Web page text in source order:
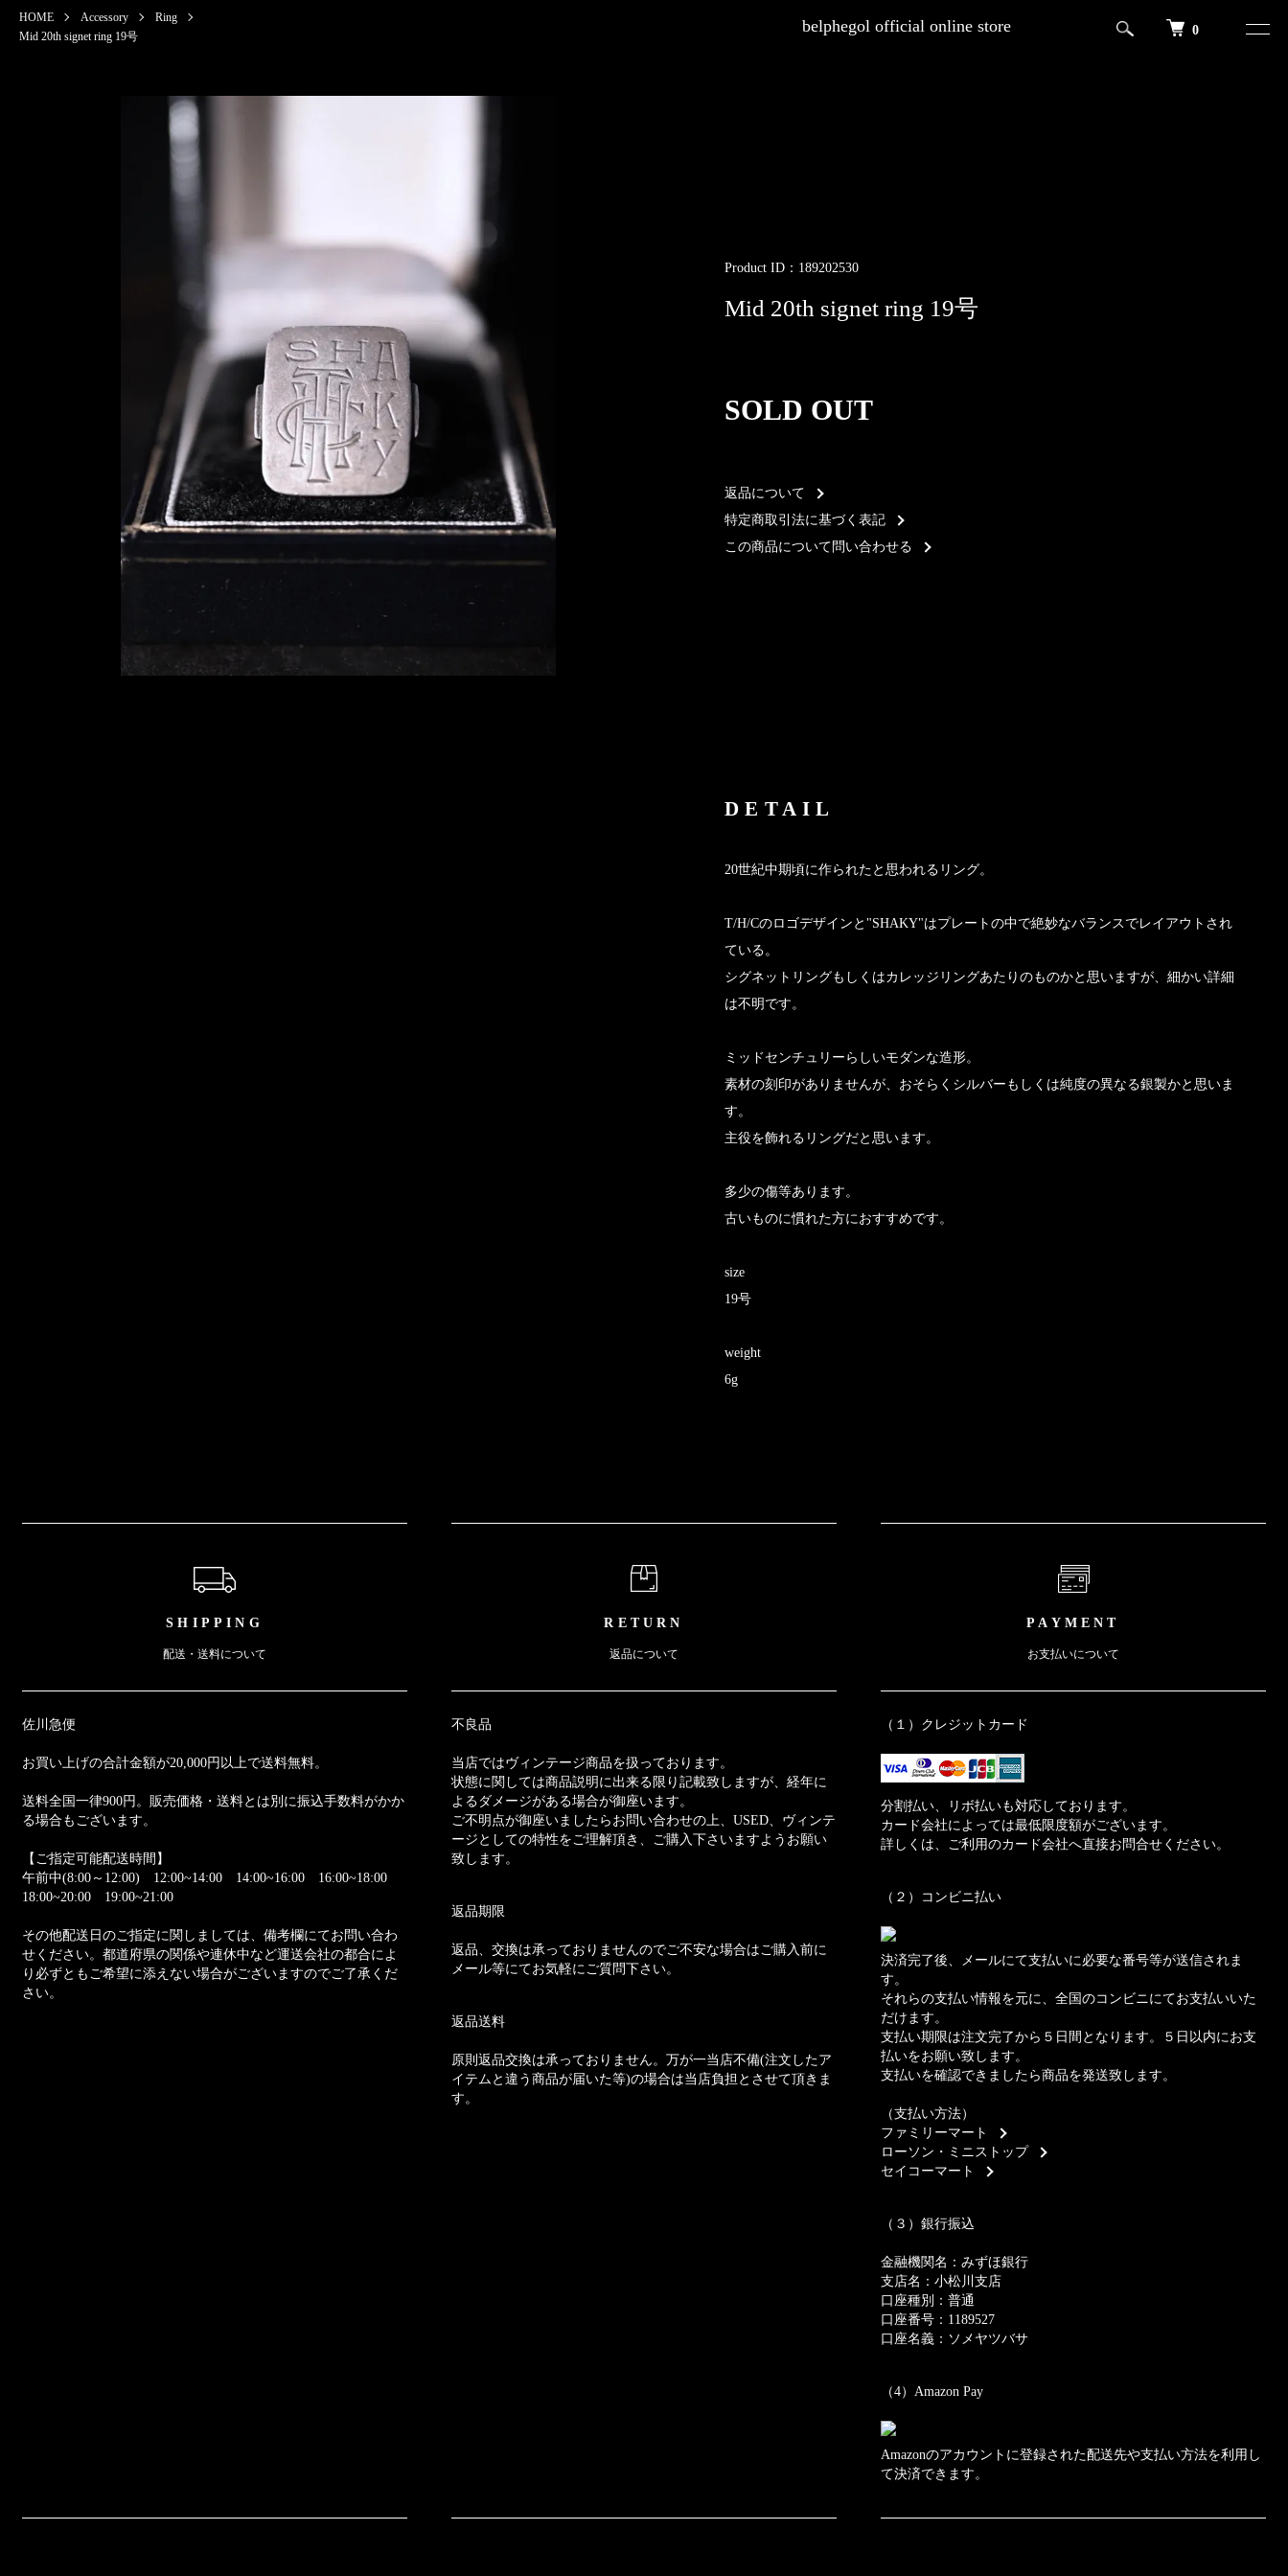
belphegol official online store 0
HOME Accessory
Ring
Mid 20th signet ring 19号
Product ID：189202530
Mid 20th signet ring 19号
SOLD OUT
返品について
特定商取引法に基づく表記
この商品について問い合わせる
DETAIL
20世紀中期頃に作られたと思われるリング。
T/H/Cのロゴデザインと"SHAKY"はプレートの中で絶妙なバランスでレイアウトされ
ている。
シグネットリングもしくはカレッジリングあたりのものかと思いますが、細かい詳細
は不明です。
ミッドセンチュリーらしいモダンな造形。
素材の刻印がありませんが、おそらくシルバーもしくは純度の異なる銀製かと思いま
す。
主役を飾れるリングだと思います。
多少の傷等あります。
古いものに慣れた方におすすめです。
size
19号
weight
6g
SHIPPING
配送・送料について
佐川急便
お買い上げの合計金額が20,000円以上で送料無料。
送料全国一律900円。販売価格・送料とは別に振込手数料がかか
る場合もございます。
【ご指定可能配送時間】
午前中(8:00～12:00) 12:00~14:00 14:00~16:00 16:00~18:00
18:00~20:00 19:00~21:00
その他配送日のご指定に関しましては、備考欄にてお問い合わ
せください。都道府県の関係や連休中など運送会社の都合によ
り必ずともご希望に添えない場合がございますのでご了承くだ
さい。
RETURN
返品について
不良品
当店ではヴィンテージ商品を扱っております。
状態に関しては商品説明に出来る限り記載致しますが、経年に
よるダメージがある場合が御座います。
ご不明点が御座いましたらお問い合わせの上、USED、ヴィンテ
ージとしての特性をご理解頂き、ご購入下さいますようお願い
致します。
返品期限
返品、交換は承っておりませんのでご不安な場合はご購入前に
メール等にてお気軽にご質問下さい。
返品送料
原則返品交換は承っておりません。万が一当店不備(注文したア
イテムと違う商品が届いた等)の場合は当店負担とさせて頂きま
す。
PAYMENT
お支払いについて
（１）クレジットカード
分割払い、リボ払いも対応しております。
カード会社によっては最低限度額がございます。
詳しくは、ご利用のカード会社へ直接お問合せください。
（２）コンビニ払い
決済完了後、メールにて支払いに必要な番号等が送信されま
す。
それらの支払い情報を元に、全国のコンビニにてお支払いいた
だけます。
支払い期限は注文完了から５日間となります。５日以内にお支
払いをお願い致します。
支払いを確認できましたら商品を発送致します。
（支払い方法）
ファミリーマート
ローソン・ミニストップ
セイコーマート
（３）銀行振込
金融機関名：みずほ銀行
支店名：小松川支店
口座種別：普通
口座番号：1189527
口座名義：ソメヤツバサ
（4）Amazon Pay
Amazonのアカウントに登録された配送先や支払い方法を利用し
て決済できます。